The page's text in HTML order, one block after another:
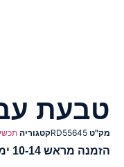
טבעת
מק"ט RD55645קטגוריה
הזמנה מראש 10-14 ימי עסקים לייצור